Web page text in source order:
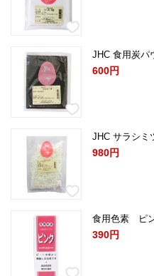
JHC 食用炭パ
600円
JHC サラシミ
980円
食用色素 ピ
390円